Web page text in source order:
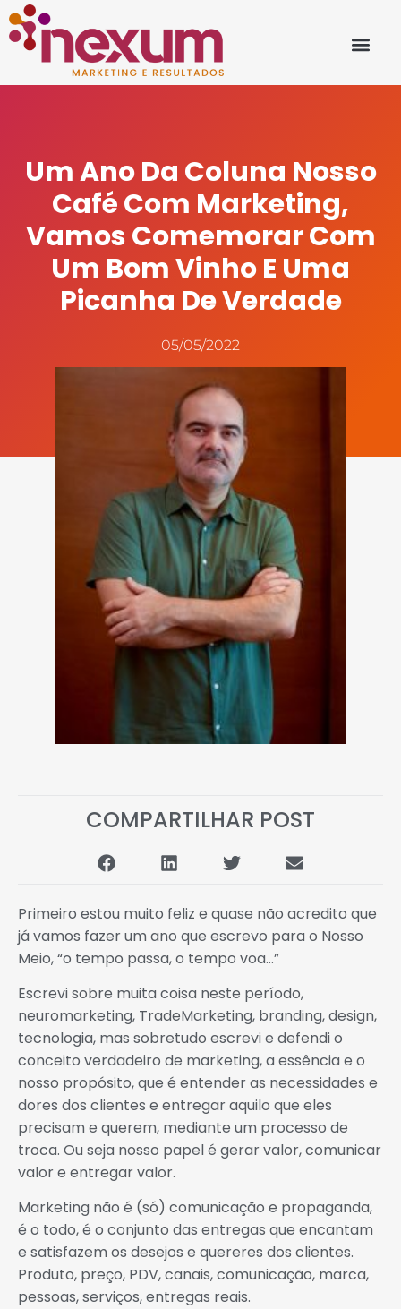
Um Ano Da Coluna Nosso
Café Com Marketing,
Vamos Comemorar Com
Um Bom Vinho E Uma
Picanha De Verdade
05/05/2022
COMPARTILHAR POST
Primeiro estou muito feliz e quase não acredito que
já vamos fazer um ano que escrevo para o Nosso
Meio, “o tempo passa, o tempo voa…”
Escrevi sobre muita coisa neste período,
neuromarketing, TradeMarketing, branding, design,
tecnologia, mas sobretudo escrevi e defendi o
conceito verdadeiro de marketing, a essência e o
nosso propósito, que é entender as necessidades e
dores dos clientes e entregar aquilo que eles
precisam e querem, mediante um processo de
troca. Ou seja nosso papel é gerar valor, comunicar
valor e entregar valor.
Marketing não é (só) comunicação e propaganda,
é o todo, é o conjunto das entregas que encantam
e satisfazem os desejos e quereres dos clientes.
Produto, preço, PDV, canais, comunicação, marca,
pessoas, serviços, entregas reais.